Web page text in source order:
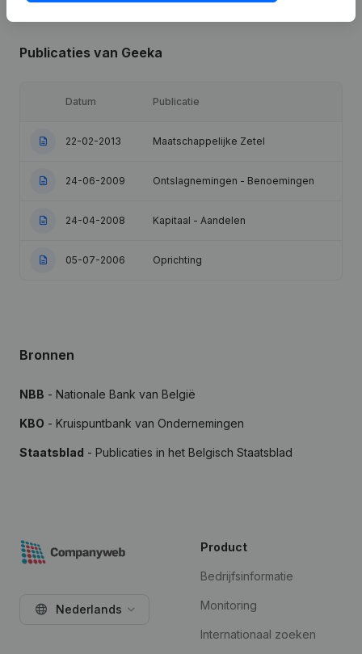
Publicaties van Geeka
Datum Publicatie
22-02-2013 Maatschappelijke Zetel
24-06-2009 Ontslagnemingen - Benoemingen
24-04-2008 Kapitaal - Aandelen
05-07-2006 Oprichting
Bronnen
NBB - Nationale Bank van België
KBO - Kruispuntbank van Ondernemingen
Staatsblad - Publicaties in het Belgisch Staatsblad
Nederlands
Product
Bedrijfsinformatie
Monitoring
Internationaal zoeken